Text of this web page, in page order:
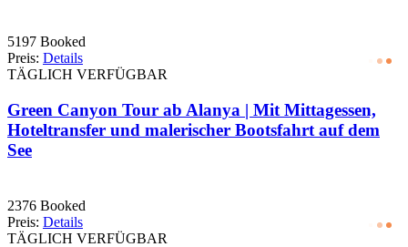
5197 Booked
Preis: Details
TÄGLICH VERFÜGBAR
Green Canyon Tour ab Alanya | Mit Mittagessen,
Hoteltransfer und malerischer Bootsfahrt auf dem
See
2376 Booked
Preis: Details
TÄGLICH VERFÜGBAR